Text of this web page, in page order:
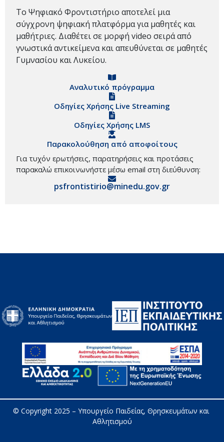
Το Ψηφιακό Φροντιστήριο αποτελεί μια
σύγχρονη ψηφιακή πλατφόρμα για μαθητές και
μαθήτριες. Διαθέτει σε μορφή video σειρά από
γνωστικά αντικείμενα και απευθύνεται σε μαθητές
Γυμνασίου και Λυκείου.
Αναλυτικό πρόγραμμα
Οδηγίες Χρήσης Live Streaming
Οδηγίες Χρήσης LMS
Παρακολούθηση από αποφοίτους
Για τυχόν ερωτήσεις, παρατηρήσεις και προτάσεις
παρακαλώ επικοινωνήστε μέσω email στη διεύθυνση:
psfrontistirio@minedu.gov.gr
© Copyright 2025 – Υπουργείο Παιδείας, Θρησκευμάτων και
Αθλητισμού